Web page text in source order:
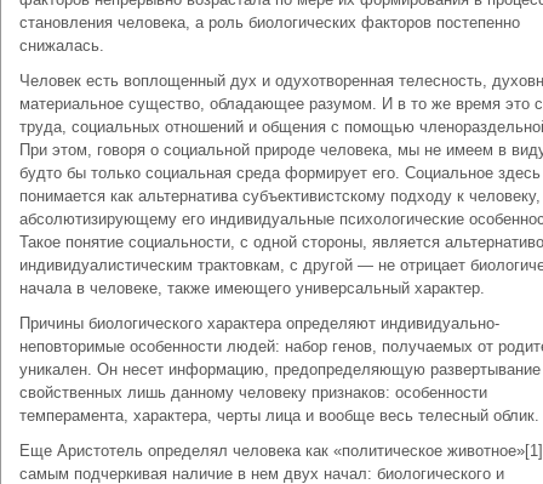
становления человека, а роль биологических факторов постепенно
снижалась.
Человек есть воплощенный дух и одухотворенная телесность,
материальное существо, обладающее разумом. И в то же время это
труда, социальных отношений и общения с помощью
При этом, говоря о социальной природе человека, мы не имеем в
будто бы только социальная среда формирует его. Социальное здесь
понимается как альтернатива субъективистскому подходу к человеку,
абсолютизирующему его индивидуальные психологические
Такое понятие социальности, с одной стороны, является
индивидуалистическим трактовкам, с другой — не отрицает
начала в человеке, также имеющего универсальный характер.
Причины биологического характера определяют индивидуально-
неповторимые особенности людей: набор генов, получаемых от
уникален. Он несет информацию, предопределяющую развертывание
свойственных лишь данному человеку признаков: особенности
темперамента, характера, черты лица и вообще весь телесный облик.
Еще Аристотель определял человека как «политическое
самым подчеркивая наличие в нем двух начал: биологического и